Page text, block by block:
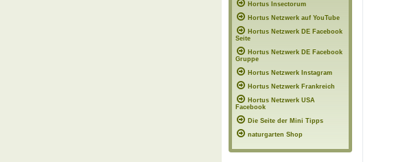
Hortus Insectorum
Hortus Netzwerk auf YouTube
Hortus Netzwerk DE Facebook
Seite
Hortus Netzwerk DE Facebook
Gruppe
Hortus Netzwerk Instagram
Hortus Netzwerk Frankreich
Hortus Netzwerk USA
Facebook
Die Seite der Mini Tipps
naturgarten Shop